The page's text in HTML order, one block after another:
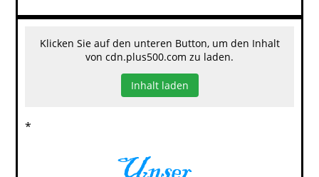
Klicken Sie auf den unteren Button, um den Inhalt
von cdn.plus500.com zu laden.
Inhalt laden
*